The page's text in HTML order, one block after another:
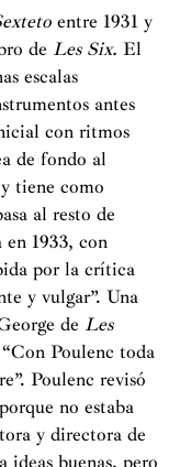
entre 1931 y
de Les Six. El
escalas
antes
con ritmos
de fondo al
tiene como
al resto de
1933, con
por la crítica
y vulgar”. Una
de Les
Poulenc toda
Poulenc revisó
no estaba
y directora de
ideas buenas, pero